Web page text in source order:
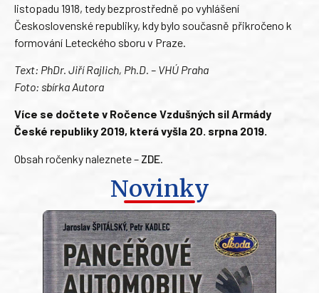
listopadu 1918, tedy bezprostředně po vyhlášení
Československé republiky, kdy bylo současně přikročeno k
formování Leteckého sboru v Praze.
Text: PhDr. Jiří Rajlich, Ph.D. – VHÚ Praha
Foto: sbírka Autora
Více se dočtete v Ročence Vzdušných sil Armády
České republiky 2019, která vyšla 20. srpna 2019.
Obsah ročenky naleznete – ZDE
Novinky